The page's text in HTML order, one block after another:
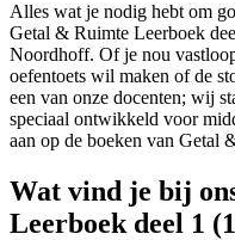
Alles wat je nodig hebt om
Getal & Ruimte Leerboek
Noordhoff. Of je nou
oefentoets wil maken of de
een van onze docenten; wij
speciaal ontwikkeld voor
aan op de boeken van Getal
Wat vind je bij
Leerboek deel 1